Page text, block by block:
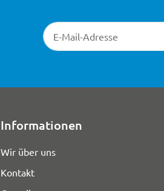
Newsletter-Registrierung
Informationen
Wir über uns
Kontakt